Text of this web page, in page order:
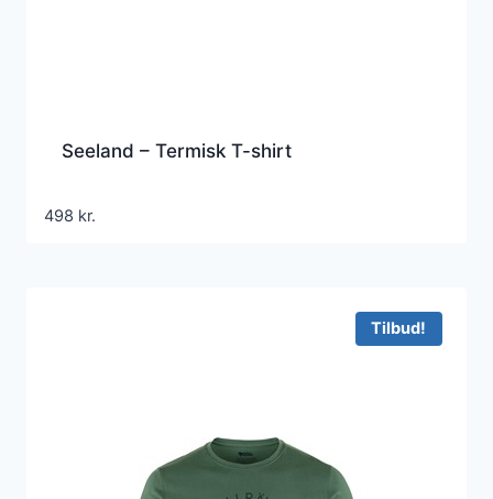
Seeland – Termisk T-shirt
498 kr.
Tilbud!